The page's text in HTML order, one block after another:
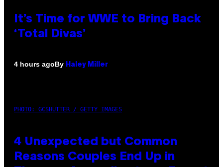
It’s Time for WWE to Bring Back
‘Total Divas’
4 hours agoBy Haley Miller
PHOTO: GCSHUTTER / GETTY IMAGES
4 Unexpected but Common
Reasons Couples End Up in